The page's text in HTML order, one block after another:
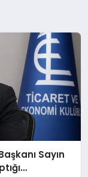
Sayın